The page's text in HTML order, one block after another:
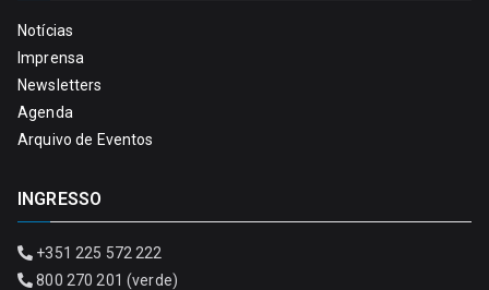
Notícias
Imprensa
Newsletters
Agenda
Arquivo de Eventos
INGRESSO
+351 225 572 222
800 270 201 (verde)